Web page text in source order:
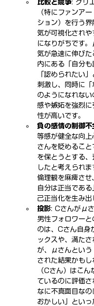
比較と競争: クリ
（特にファンア
ション）を行う
気が可視化され
になりがちです
気が急速に伸び
内にある「自分も
「認められたい
刺激し、同時に
のようになれな
感や嫉妬を強烈
性が高いです。
負の感情の制御不
等感が健全な向
さんを貶めるこ
を保とうとする
したと考えられ
倫理観を麻痺させ
自分は正当であ
己正当化を生み出
投影: Cさんがμ
男性フォロワー
のは、Cさん自身
ックスや、満た
が、μさんという
された結果かも
（Cさん）はこん
ているのに評価
なに不真面目な
おかしい」とい